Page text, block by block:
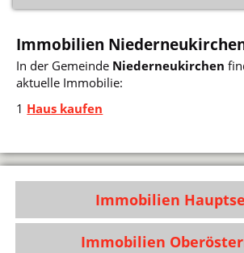
Immobilien
In der Gemeinde Niederneukirchen
aktuelle Immobilie:
1 Haus kaufen
Immobilien
Immobilien